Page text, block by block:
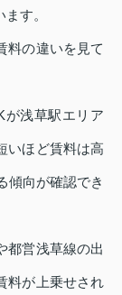
す。
料の違いを見て
が浅草駅エリア
いほど賃料は高
傾向が確認でき
都営浅草線の出
料が上乗せされ